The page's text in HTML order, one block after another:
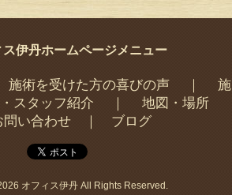
ス伊丹ホームページメニュー
施術を受けた方の喜びの声｜ 施
スタッフ紹介
地図・場所
問い合わせ｜ ブログ
オフィス伊丹All Rights Reserved.